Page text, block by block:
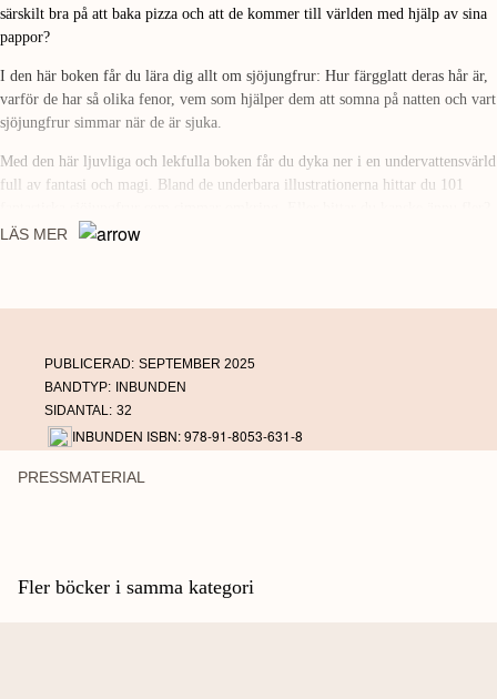
särskilt bra på att baka pizza och att de kommer till världen med hjälp av sina
pappor?
I den här boken får du lära dig allt om sjöjungfrur: Hur färgglatt deras hår är,
varför de har så olika fenor, vem som hjälper dem att somna på natten och vart
sjöjungfrur simmar när de är sjuka.
Med den här ljuvliga och lekfulla boken får du dyka ner i en undervattensvärld
full av fantasi och magi. Bland de underbara illustrationerna hittar du 101
LÄS MER
PUBLICERAD: SEPTEMBER 2025
BANDTYP:
INBUNDEN
SIDANTAL: 32
INBUNDEN ISBN: 978-91-8053-631-8
PRESSMATERIAL
Fler böcker i samma kategori